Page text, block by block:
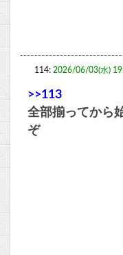
114: 2026/06/03(水)
>>113
全部揃ってから
ぞ